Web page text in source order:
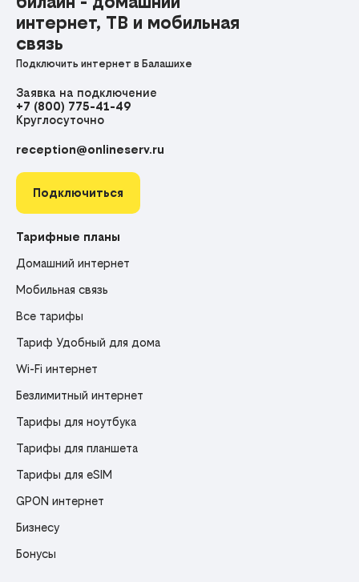
интернет, ТВ и мобильная
связь
Подключить интернет в Балашихе
Заявка на подключение
+7 (800) 775-41-49
Круглосуточно
reception@onlineserv.ru
Подключиться
Тарифные планы
Домашний интернет
Мобильная связь
Все тарифы
Тариф Удобный для дома
Wi-Fi интернет
Безлимитный интернет
Тарифы для ноутбука
Тарифы для планшета
Тарифы для eSIM
GPON интернет
Бизнесу
Бонусы